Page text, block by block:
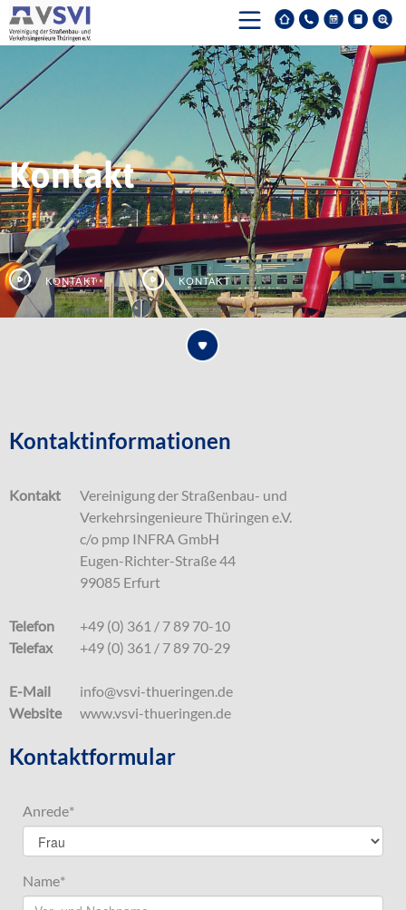
Kontakt
Kontakt Kontakt
Kontaktinformationen
Kontakt
Vereinigung der Straßenbau- und
Verkehrsingenieure Thüringen e.V.
c/o pmp INFRA GmbH
Eugen-Richter-Straße 44
99085 Erfurt
Telefon
+49 (0) 361 / 7 89 70-10
Telefax
+49 (0) 361 / 7 89 70-29
E-Mail
info@vsvi-thueringen.de
Website
www.vsvi-thueringen.de
Kontaktformular
Anrede*
Name*